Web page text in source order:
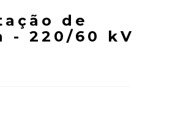
de
- 220/60 kV